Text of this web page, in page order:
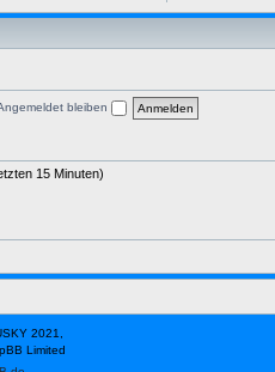
bleiben
15 Minuten)
2021,
Limited